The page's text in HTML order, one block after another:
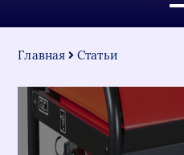
Главная Статьи